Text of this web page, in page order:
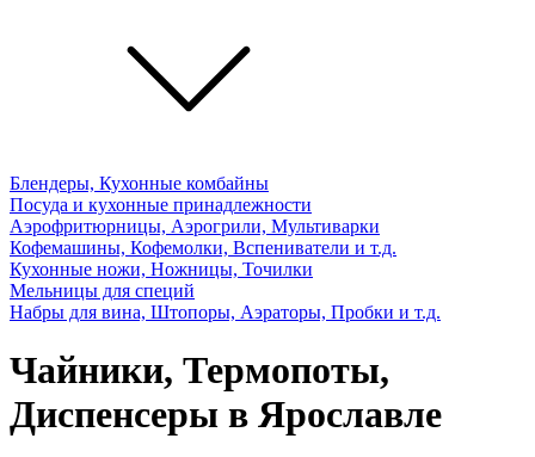
Блендеры, Кухонные комбайны
Посуда и кухонные принадлежности
Аэрофритюрницы, Аэрогрили, Мультиварки
Кофемашины, Кофемолки, Вспениватели и т.д.
Кухонные ножи, Ножницы, Точилки
Мельницы для специй
Набры для вина, Штопоры, Аэраторы, Пробки и т.д.
Чайники, Термопоты,
Диспенсеры в Ярославле